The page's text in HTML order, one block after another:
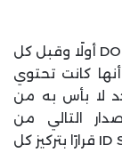
تميزت ألعاب DOOM (2016) و DOOM Eternal أولًا وقبل كل
كانت تحتوي
لا بأس به من
التالي من
السلسلة، اتخذت الشركة المطورة ID Software قرارًا بتركيز كل